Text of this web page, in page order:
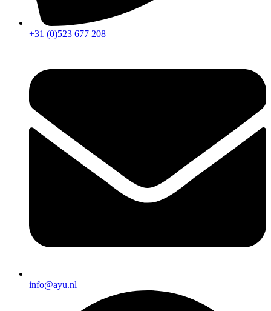
+31 (0)523 677 208
info@ayu.nl